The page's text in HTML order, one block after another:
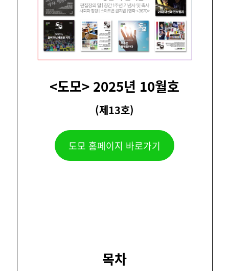
<도모> 2025년 10월호
(제13호)
도모 홈페이지 바로가기
목차